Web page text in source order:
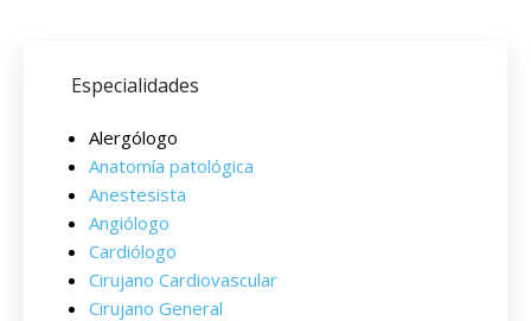
Especialidades
Alergólogo
Anatomía patológica
Anestesista
Angiólogo
Cardiólogo
Cirujano Cardiovascular
Cirujano General